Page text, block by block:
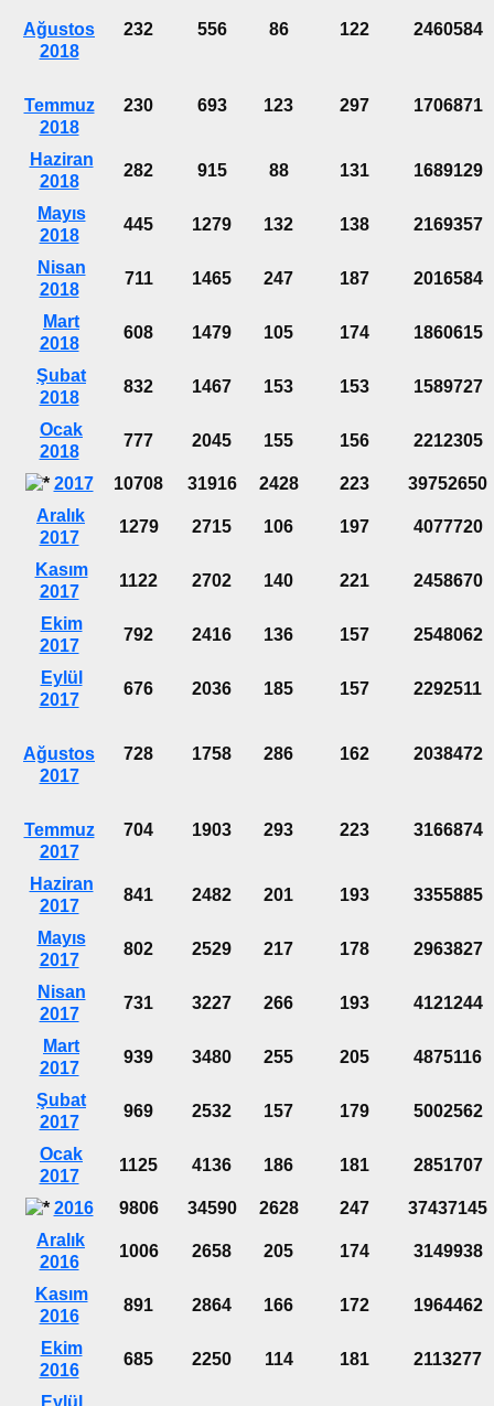
Ağustos
2018
232 556 86 122 2460584
Temmuz
2018
230 693 123 297 1706871
Haziran
2018
282 915 88 131 1689129
Mayıs
2018
445 1279 132 138 2169357
Nisan
2018
711 1465 247 187 2016584
Mart
2018
608 1479 105 174 1860615
Şubat
2018
832 1467 153 153 1589727
Ocak
2018
777 2045 155 156 2212305
2017 10708 31916 2428 223
39752650
Aralık
2017
1279 2715 106 197 4077720
Kasım
2017
1122 2702 140 221 2458670
Ekim
2017
792 2416 136 157 2548062
Eylül
2017
676 2036 185 157 2292511
Ağustos
2017
728 1758 286 162 2038472
Temmuz
2017
704 1903 293 223 3166874
Haziran
2017
841 2482 201 193 3355885
Mayıs
2017
802 2529 217 178 2963827
Nisan
2017
731 3227 266 193 4121244
Mart
2017
939 3480 255 205 4875116
Şubat
2017
969 2532 157 179 5002562
Ocak
2017
1125 4136 186 181 2851707
2016 9806 34590 2628 247
37437145
Aralık
2016
1006 2658 205 174 3149938
Kasım
2016
891 2864 166 172 1964462
Ekim
2016
685 2250 114 181 2113277
Eylül